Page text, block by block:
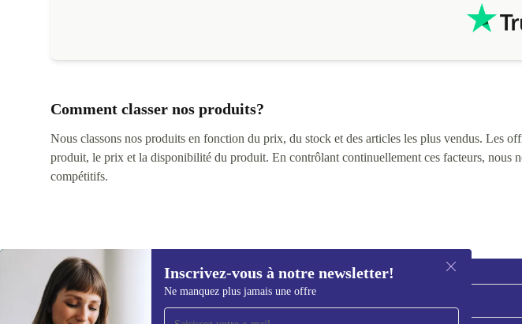
Comment classer nos produits?
Nous classons nos produits en fonction du prix, du stock et des articles les plus vendus. Les
produit, le prix et la disponibilité du produit. En contrôlant continuellement ces facteurs, nous
compétitifs.
Inscrivez-vous à notre newsletter!
Ne manquez plus jamais une offre
Recevoir offres et infos de